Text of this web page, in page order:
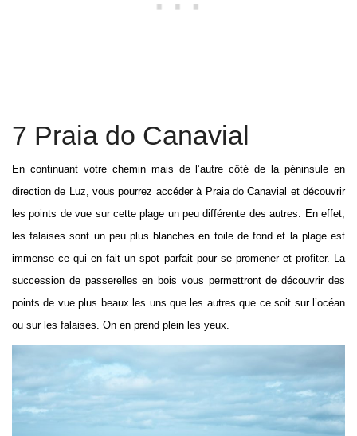
7 Praia do Canavial
En continuant votre chemin mais de l’autre côté de la péninsule en
direction de Luz, vous pourrez accéder à Praia do Canavial et découvrir
les points de vue sur cette plage un peu différente des autres. En effet,
les falaises sont un peu plus blanches en toile de fond et la plage est
immense ce qui en fait un spot parfait pour se promener et profiter. La
succession de passerelles en bois vous permettront de découvrir des
points de vue plus beaux les uns que les autres que ce soit sur l’océan
ou sur les falaises. On en prend plein les yeux.